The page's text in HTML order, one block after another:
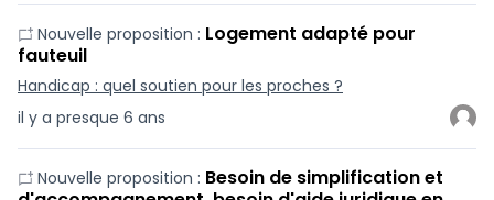
il y a presque 6 ans
Nouvelle proposition : Logement adapté pour
fauteuil
Handicap : quel soutien pour les proches ?
Nouvelle proposition : Besoin de simplification et